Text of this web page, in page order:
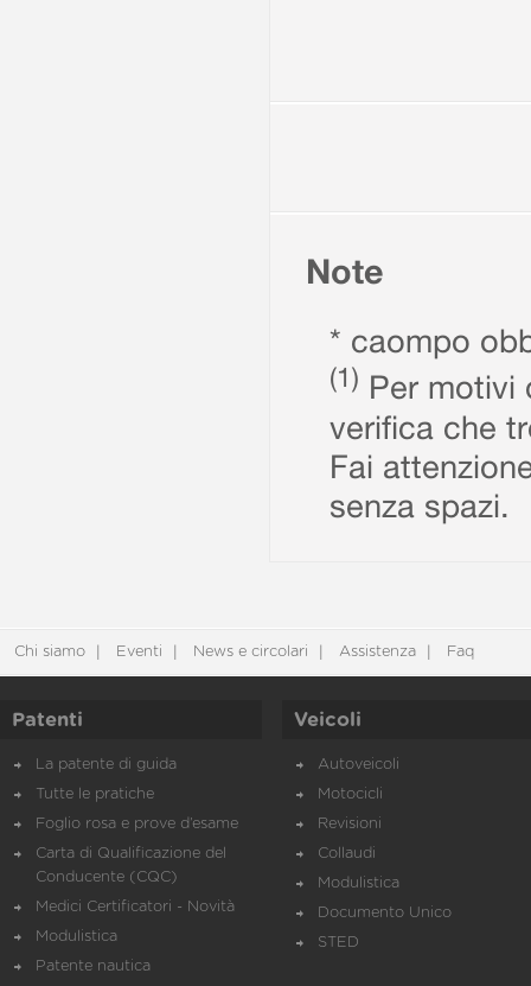
Note
* caompo
(1) Per motivi
verifica che
Fai
senza spazi.
Chi siamo Eventi News e circolari Assistenza Faq
Patenti
La patente di guida
Tutte le pratiche
Foglio rosa e prove d’esame
Carta di Qualificazione del
Conducente (CQC)
Medici Certificatori - Novità
Modulistica
Patente nautica
Veicoli
Autoveicoli
Motocicli
Revisioni
Collaudi
Modulistica
Documento Unico
STED